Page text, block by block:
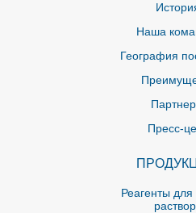
Наша
География
Пресс-
Реагенты